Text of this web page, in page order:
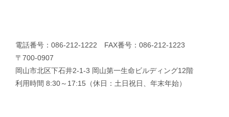
電話番号：086-212-1222 FAX番号：086-212-1223
〒700-0907
岡山市北区下石井2-1-3 岡山第一生命ビルディング12階
利用時間 8:30～17:15（休日：土日祝日、年末年始）